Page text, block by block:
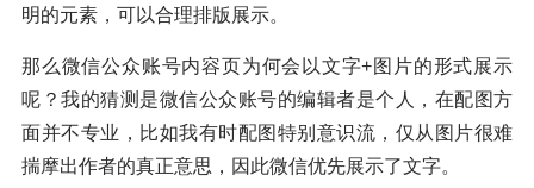
明的元素，可以合理排版展示。
那么微信公众账号内容页为何会以文字+图片的形式展示
呢？我的猜测是微信公众账号的编辑者是个人，在配图方
面并不专业，比如我有时配图特别意识流，仅从图片很难
揣摩出作者的真正意思，因此微信优先展示了文字。